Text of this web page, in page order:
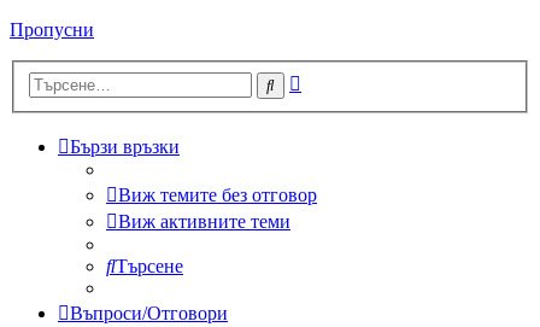
Пропусни
Търсене
Бързи връзки
Виж темите без отговор
Виж активните теми
Търсене
Въпроси/Отговори